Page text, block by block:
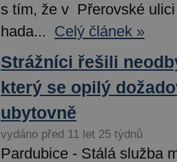
s tím, že v Přerovské
hada... Celý článek »
Strážníci řešili
který se opilý
ubytovně
vydáno před 11 let 25 týdnů
Pardubice - Stálá služba